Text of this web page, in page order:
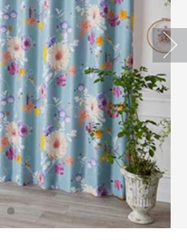
Next